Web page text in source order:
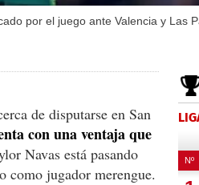
por el juego ante Valencia y Las
de disputarse en San
con una ventaja que
Navas está pasando
como jugador merengue.